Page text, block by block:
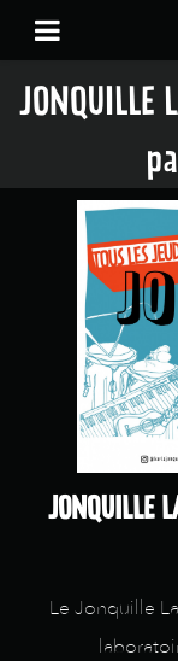
JONQUILLE
Le Jonquille